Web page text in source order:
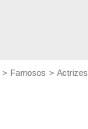
Famosos Actrizes